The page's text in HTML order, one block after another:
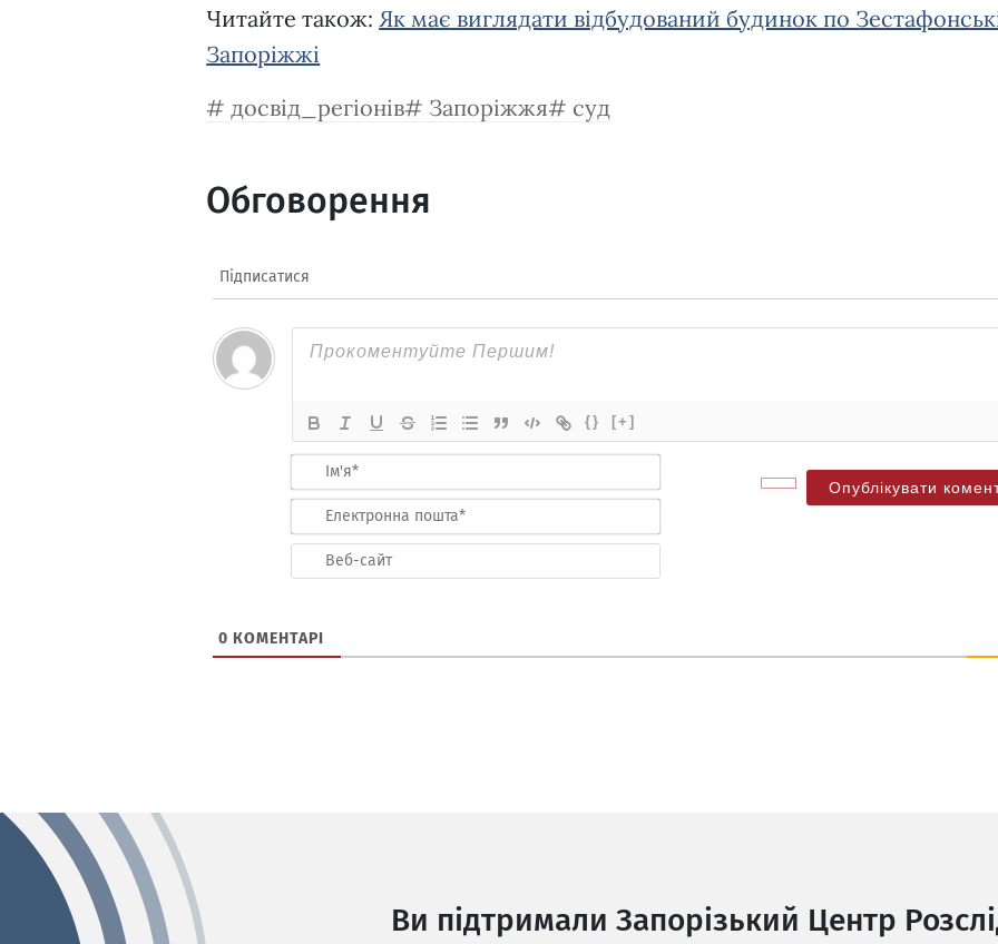
Читайте також: Як має виглядати відбудований будинок по
Запоріжжі
досвід_регіонів
Запоріжжя суд
Обговорення
Підписатися
{} [+]
Ім'я*
Електронна
пошта*
сайт
0 КОМЕНТАРІ
Ви підтримали Запорізький Центр